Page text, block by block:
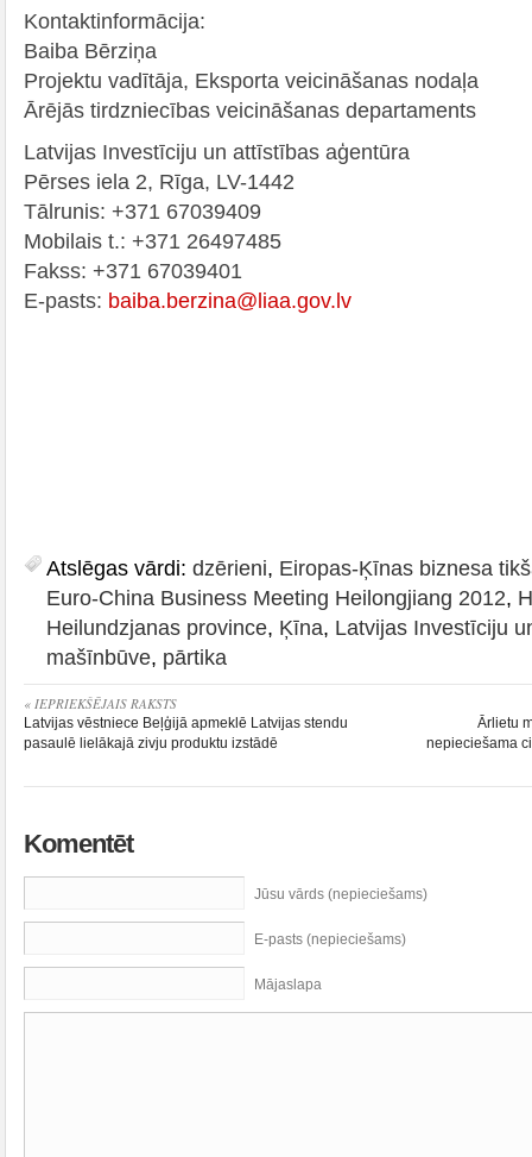
Kontaktinformācija:
Baiba Bērziņa
Projektu vadītāja, Eksporta veicināšanas nodaļa
Ārējās tirdzniecības veicināšanas departaments
Latvijas Investīciju un attīstības aģentūra
Pērses iela 2, Rīga, LV-1442
Tālrunis: +371 67039409
Mobilais t.: +371 26497485
Fakss: +371 67039401
E-pasts: baiba.berzina@liaa.gov.lv
Atslēgas vārdi: dzērieni, Eiropas-Ķīnas biznesa
Euro-China Business Meeting Heilongjiang 2012,
Heilundzjanas province, Ķīna, Latvijas Investīciju
mašīnbūve, pārtika
« IEPRIEKŠĒJAIS RAKSTS
Latvijas vēstniece Beļģijā apmeklē Latvijas stendu
pasaulē lielākajā zivju produktu izstādē
Ārlietu
nepieciešama
Komentēt
Jūsu vārds (nepieciešams)
E-pasts (nepieciešams)
Mājaslapa